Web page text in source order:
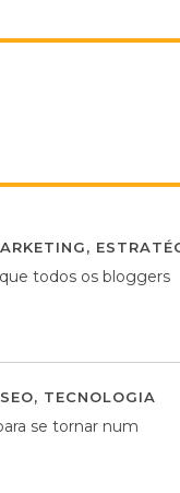
,
todos os bloggers
SEO, TECNOLOGIA
se tornar num